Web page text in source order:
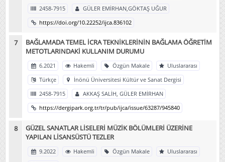
2458-7915
GÜLER EMİRHAN,GÖKTAŞ UĞUR
https://doi.org/10.22252/ijca.836102
BAĞLAMADA TEMEL İCRA TEKNİKLERİNİN BAĞLAMA ÖĞRETİM
METOTLARINDAKİ KULLANIM DURUMU
6.2021 Hakemli Özgün Makale
Uluslararası
Türkçe
İnönü Üniversitesi Kültür ve Sanat Dergisi
2458-7915
AKKAŞ SALİH, GÜLER EMİRHAN
https://dergipark.org.tr/tr/pub/ijca/issue/63287/945840
GÜZEL SANATLAR LİSELERİ MÜZİK BÖLÜMLERİ ÜZERİNE
YAPILAN LİSANSÜSTÜ TEZLER
9.2022 Hakemli Özgün Makale
Uluslararası